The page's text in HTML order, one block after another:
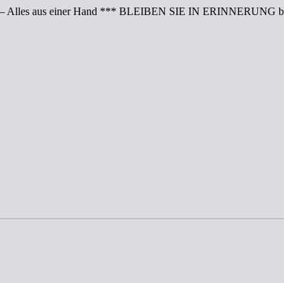
aus einer Hand *** BLEIBEN SIE IN ERINNERUNG